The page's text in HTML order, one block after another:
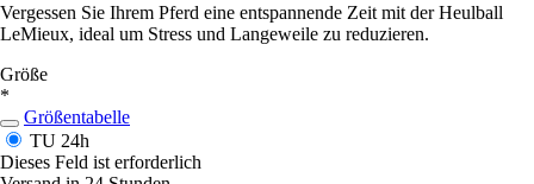
Vergessen Sie Ihrem Pferd eine entspannende Zeit mit der Heulball
LeMieux, ideal um Stress und Langeweile zu reduzieren.
Größe
*
Größentabelle
TU 24h
Dieses Feld ist erforderlich